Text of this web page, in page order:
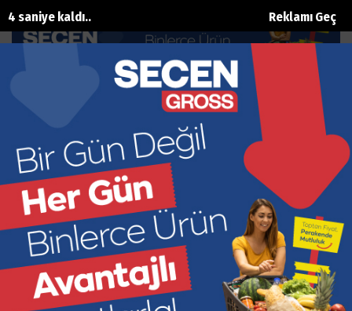
Reklamı Geç
3 saniye kaldı..
Salı Grubu’ndan 2 milyonluk bağış
Ana Sayfa Eğitim